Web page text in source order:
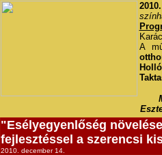
A
"Esélyegyenlőség
fejlesztéssel a szerencsi
2010. december 14.